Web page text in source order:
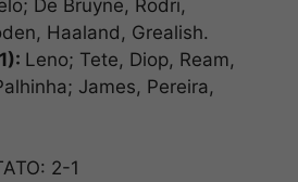
De Bruyne, Rodri,
Haaland, Grealish.
Leno; Tete, Diop, Ream,
James, Pereira,
2-1